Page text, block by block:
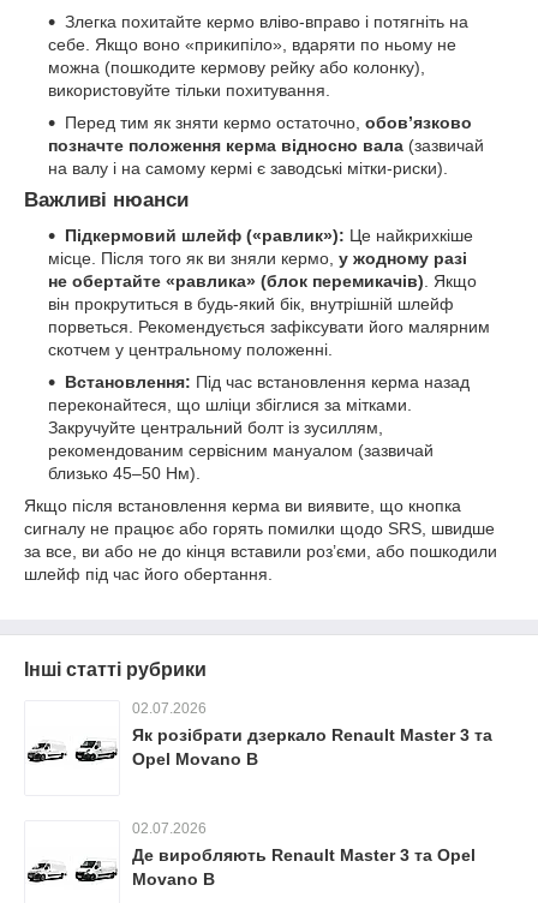
Злегка похитайте кермо вліво-вправо і потягніть на
себе. Якщо воно «прикипіло», вдаряти по ньому не
можна (пошкодите кермову рейку або колонку),
використовуйте тільки похитування.
Перед тим як зняти кермо остаточно, обов’язково
позначте положення керма відносно вала (зазвичай
на валу і на самому кермі є заводські мітки-риски).
Важливі нюанси
Підкермовий шлейф («равлик»): Це найкрихкіше
місце. Після того як ви зняли кермо, у жодному разі
не обертайте «равлика» (блок перемикачів). Якщо
він прокрутиться в будь-який бік, внутрішній шлейф
порветься. Рекомендується зафіксувати його малярним
скотчем у центральному положенні.
Встановлення: Під час встановлення керма назад
переконайтеся, що шліци збіглися за мітками.
Закручуйте центральний болт із зусиллям,
рекомендованим сервісним мануалом (зазвичай
близько 45–50 Нм).
Якщо після встановлення керма ви виявите, що кнопка
сигналу не працює або горять помилки щодо SRS, швидше
за все, ви або не до кінця вставили роз’єми, або пошкодили
шлейф під час його обертання.
Інші статті рубрики
02.07.2026
Як розібрати дзеркало Renault Master 3 та
Opel Movano B
02.07.2026
Де виробляють Renault Master 3 та Opel
Movano B